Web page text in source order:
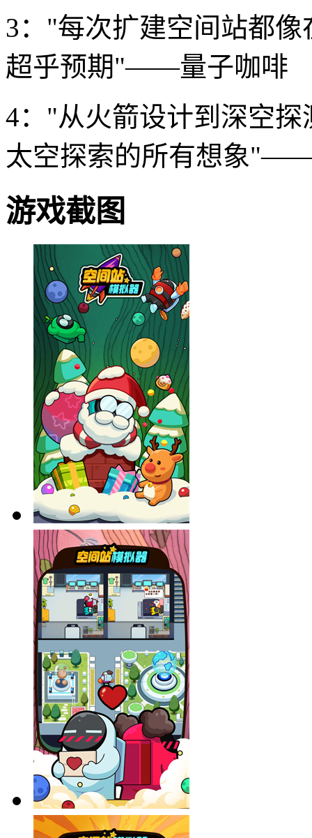
3："每次扩建空间站都
超乎预期"——量子咖啡
4："从火箭设计到深空
太空探索的所有想象
游戏截图